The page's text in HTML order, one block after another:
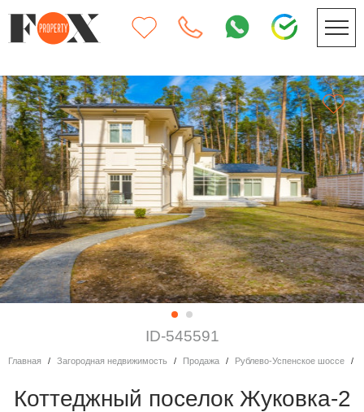
ID-545591
Главная Загородная недвижимость Продажа Рублево-Успенское шоссе
Коттеджный поселок Жуковка-2